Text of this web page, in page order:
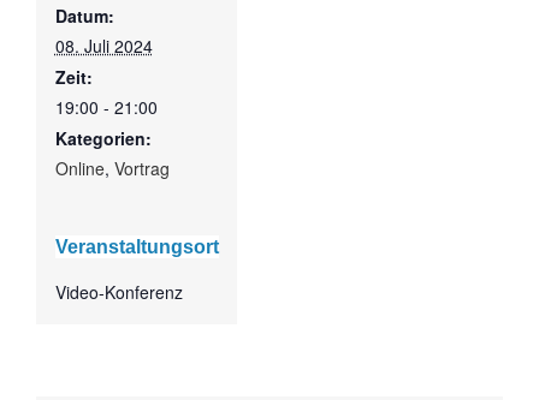
Datum:
08. Juli 2024
Zeit:
19:00 - 21:00
Kategorien:
Online, Vortrag
Veranstaltungsort
Video-Konferenz